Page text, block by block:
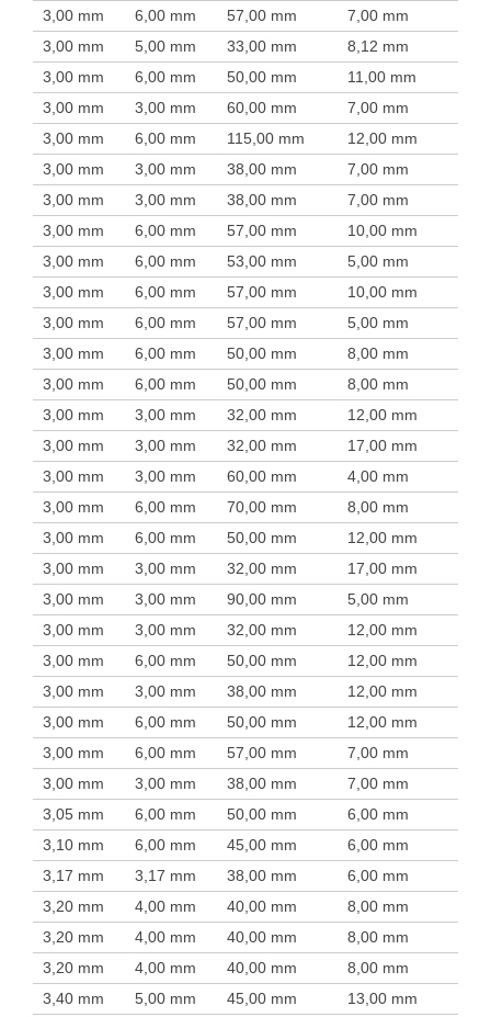
3,00 mm
6,00 mm 57,00 mm 7,00 mm
3,00 mm
5,00 mm 33,00 mm 8,12 mm
3,00 mm
6,00 mm 50,00 mm 11,00 mm
3,00 mm
3,00 mm 60,00 mm 7,00 mm
3,00 mm
6,00 mm 115,00 mm 12,00 mm
3,00 mm
3,00 mm 38,00 mm 7,00 mm
3,00 mm
3,00 mm 38,00 mm 7,00 mm
3,00 mm
6,00 mm 57,00 mm 10,00 mm
3,00 mm
6,00 mm 53,00 mm 5,00 mm
3,00 mm
6,00 mm 57,00 mm 10,00 mm
3,00 mm
6,00 mm 57,00 mm 5,00 mm
3,00 mm
6,00 mm 50,00 mm 8,00 mm
3,00 mm
6,00 mm 50,00 mm 8,00 mm
3,00 mm
3,00 mm 32,00 mm 12,00 mm
3,00 mm
3,00 mm 32,00 mm 17,00 mm
3,00 mm
3,00 mm 60,00 mm 4,00 mm
3,00 mm
6,00 mm 70,00 mm 8,00 mm
3,00 mm
6,00 mm 50,00 mm 12,00 mm
3,00 mm
3,00 mm 32,00 mm 17,00 mm
3,00 mm
3,00 mm 90,00 mm 5,00 mm
3,00 mm
3,00 mm 32,00 mm 12,00 mm
3,00 mm
6,00 mm 50,00 mm 12,00 mm
3,00 mm
3,00 mm 38,00 mm 12,00 mm
3,00 mm
6,00 mm 50,00 mm 12,00 mm
3,00 mm
6,00 mm 57,00 mm 7,00 mm
3,00 mm
3,00 mm 38,00 mm 7,00 mm
3,05 mm
6,00 mm 50,00 mm 6,00 mm
3,10 mm
6,00 mm 45,00 mm 6,00 mm
3,17 mm
3,17 mm 38,00 mm 6,00 mm
3,20 mm
4,00 mm 40,00 mm 8,00 mm
3,20 mm
4,00 mm 40,00 mm 8,00 mm
3,20 mm
4,00 mm 40,00 mm 8,00 mm
3,40 mm
5,00 mm 45,00 mm 13,00 mm